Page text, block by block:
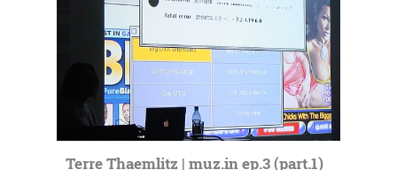
Terre Thaemlitz | muz.in ep.3 (part.1)